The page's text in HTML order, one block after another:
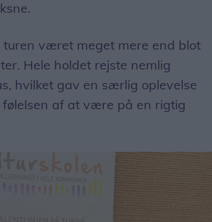
turen været meget mere end blot
Hele holdet rejste nemlig
hvilket gav en særlig oplevelse
af at være på en rigtig